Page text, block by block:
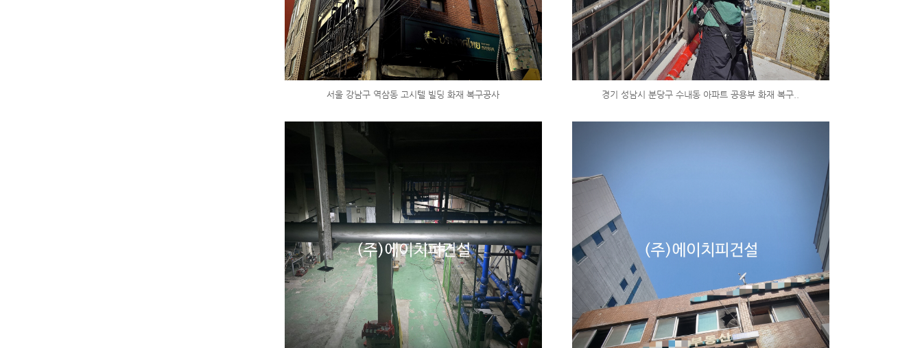
서울 강남구 역삼동 고시텔 빌딩 화재 복구공사 경기 성남시 분당구 수내동 아파트 공용부 화재 복구..